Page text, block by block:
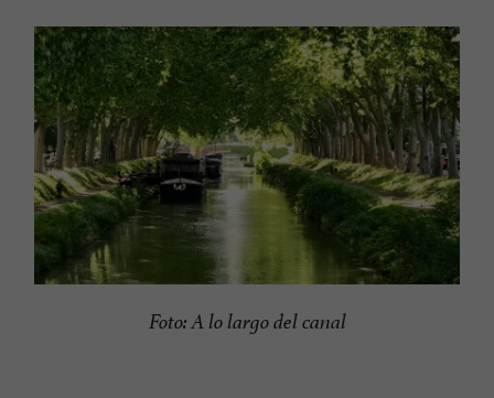
Foto: A lo largo del canal